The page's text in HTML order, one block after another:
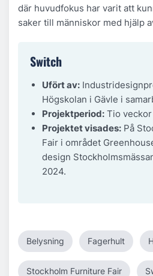
där huvudfokus har varit att
saker till människor med hjälp
Switch
Ufört av:
Högskolan i Gävle i
Projektperiod: Tio veckor
Projektet visades: På
Fair i området
design
2024.
Belysning Fagerhult
Stockholm Furniture Fair